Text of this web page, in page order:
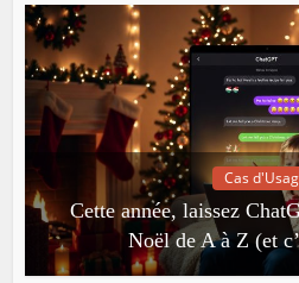
Cas
Cette année, laissez
Noël de A à Z (et